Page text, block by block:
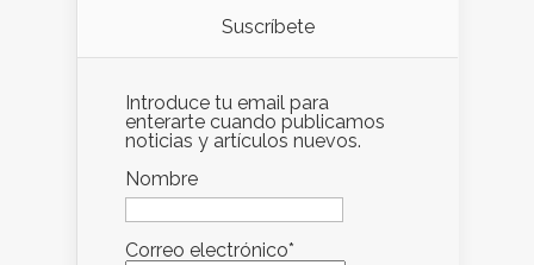
Suscríbete
Introduce tu email para
enterarte cuando publicamos
noticias y artículos nuevos.
Nombre
Correo electrónico*